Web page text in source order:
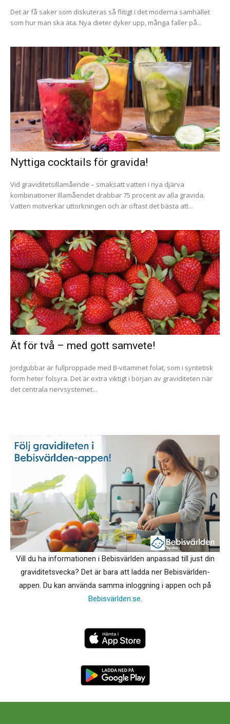
Det är få saker som diskuteras så flitigt i det moderna samhället
som hur man ska äta. Nya dieter dyker upp, många faller på...
Nyttiga cocktails för gravida!
Vid graviditetsillamående – smaksatt vatten i nya djärva
kombinationer Illamåendet drabbar 75 procent av alla gravida.
Vatten motverkar uttorkningen och är oftast det bästa att...
Ät för två – med gott samvete!
Jordgubbar är fullproppade med B-vitaminet folat, som i syntetisk
form heter folsyra. Det är extra viktigt i början av graviditeten när
det centrala nervsystemet...
Vill du ha informationen i Bebisvärlden anpassad till just din
graviditetsvecka? Det är bara att ladda ner Bebisvärlden-
appen. Du kan använda samma inloggning i appen och på
Bebisvärlden.se.